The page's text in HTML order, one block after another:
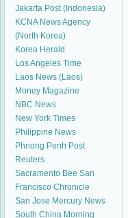
Jakarta Post (Indonesia)
KCNA News Agency
(North Korea)
Korea Herald
Los Angeles Time
Laos News (Laos)
Money Magazine
NBC News
New York Times
Philippine News
Phnong Penh Post
Reuters
Sacramento Bee San
Francisco Chronicle
San Jose Mercury News
South China Morning